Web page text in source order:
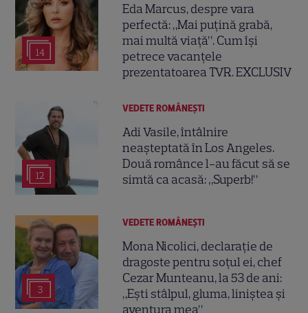
14
Eda Marcus, despre vara
perfectă: „Mai puțină grabă,
mai multă viață”. Cum își
petrece vacanțele
prezentatoarea TVR. EXCLUSIV
12
VEDETE ROMÂNEŞTI
Adi Vasile, întâlnire
neașteptată în Los Angeles.
Două românce l-au făcut să se
simtă ca acasă: „Superb!”
3
VEDETE ROMÂNEŞTI
Mona Nicolici, declarație de
dragoste pentru soțul ei, chef
Cezar Munteanu, la 53 de ani:
„Ești stâlpul, gluma, liniștea și
aventura mea”